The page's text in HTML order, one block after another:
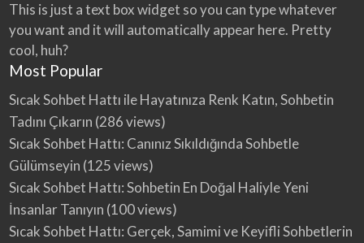
This is just a text box widget so you can type whatever
you want and it will automatically appear here. Pretty
cool, huh?
Most Popular
Sıcak Sohbet Hattı ile Hayatınıza Renk Katın, Sohbetin
Tadını Çıkarın (286 views)
Sıcak Sohbet Hattı: Canınız Sıkıldığında Sohbetle
Gülümseyin (125 views)
Sıcak Sohbet Hattı: Sohbetin En Doğal Haliyle Yeni
İnsanlar Tanıyın (100 views)
Sıcak Sohbet Hattı: Gerçek, Samimi ve Keyifli Sohbetlerin